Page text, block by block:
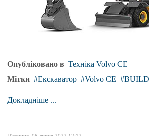
Опубліковано в Техніка Volvo CE
Мітки
Екскаватор Volvo CE BUILD
Докладніше ...